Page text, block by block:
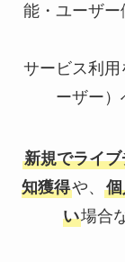
能・ユーザ
サービス利
ーザー）
新規でライ
知獲得や、
い場合